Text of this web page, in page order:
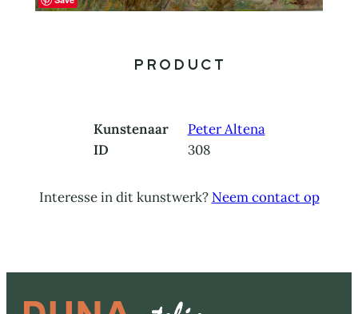
Product
Kunstenaar
Peter Altena
ID
308
Interesse in dit kunstwerk? Neem contact op